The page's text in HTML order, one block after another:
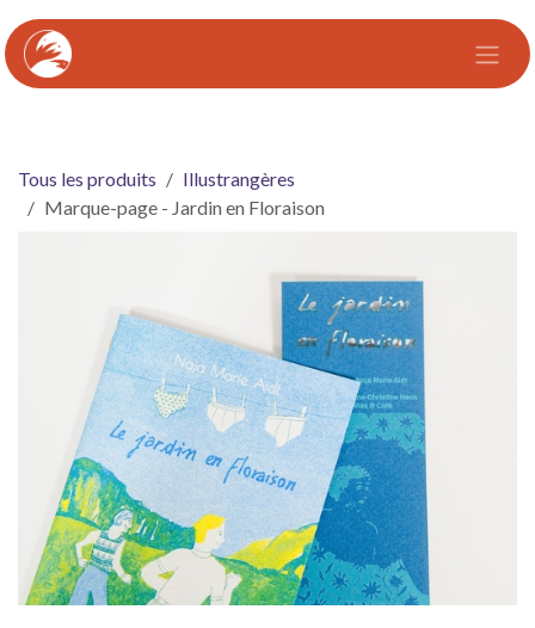
Tous les produits
Illustrangères
Marque-page - Jardin en Floraison